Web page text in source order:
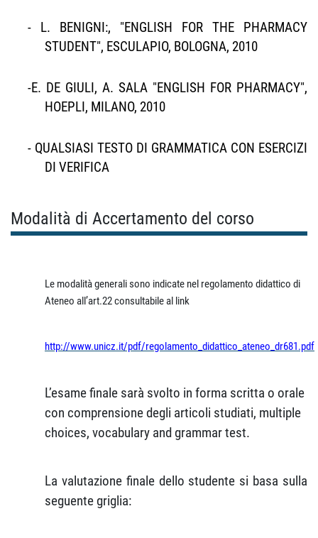
-
L. BENIGNI:, "ENGLISH FOR THE PHARMACY
STUDENT", ESCULAPIO, BOLOGNA, 2010
-E. DE GIULI, A. SALA "ENGLISH FOR PHARMACY",
HOEPLI, MILANO, 2010
- QUALSIASI TESTO DI GRAMMATICA CON ESERCIZI
DI VERIFICA
Modalità di Accertamento del corso
Le modalità generali sono indicate nel regolamento didattico di
Ateneo all’art.22 consultabile al link
http://www.unicz.it/pdf/regolamento_didattico_ateneo_dr681.pdf
L’esame finale sarà svolto in forma scritta o orale
con comprensione degli articoli studiati, multiple
choices, vocabulary and grammar test.
La valutazione finale dello studente si basa sulla
seguente griglia: